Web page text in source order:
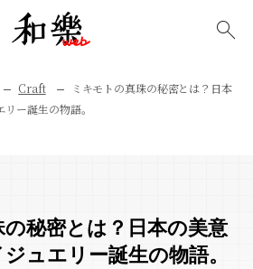
Craft
ミキモトの真珠の秘密とは？日本
ー誕生の物語。
秘密とは？日本の美意
ュエリー誕生の物語。